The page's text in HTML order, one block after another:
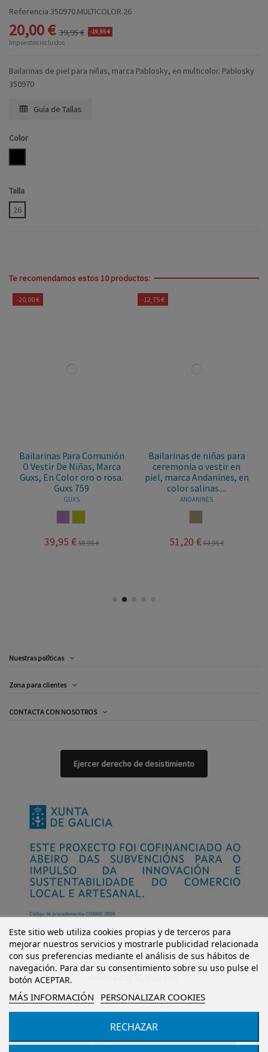
Referencia 350970.MULTICOLOR.26
20,00 € 39,95 € -19,95 €
Impuestos incluidos
Bailarinas de piel para niñas, marca Pablosky, en multicolor. Pablosky
350970
Guía de Tallas
Color
Talla
26
Añadir al carrito
Te recomendamos estos 10 productos:
-20,00 €
Bailarinas Para Comunión
O Vestir De Niñas, Marca
Guxs, En Color oro o rosa.
Guxs 759
GUXS
39,95 € 59,95 €
-12,75 €
Bailarinas de niñas para
ceremonia o vestir en
piel, marca Andanines, en
color salinas....
ANDANINES
51,20 € 63,95 €
Nuestras políticas
Zona para clientes
CONTACTA CON NOSOTROS
Este sitio web utiliza cookies propias y de terceros para
mejorar nuestros servicios y mostrarle publicidad relacionada
con sus preferencias mediante el análisis de sus hábitos de
navegación. Para dar su consentimiento sobre su uso pulse el
botón ACEPTAR.
MÁS INFORMACIÓN PERSONALIZAR COOKIES
RECHAZAR
Ejercer derecho de desistimiento
© Mi Castillo Kinder Shoes S.L. Todos los derechos reservados.